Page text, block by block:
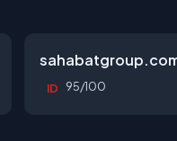
ID 95/100